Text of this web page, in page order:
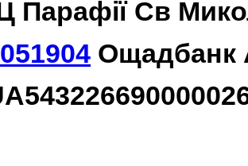
Парафії Св
Ощадбанк